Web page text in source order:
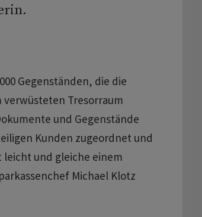
Gegenständen, die die
verwüsteten Tresorraum
und Gegenstände
Kunden zugeordnet und
leicht und gleiche einem
Michael Klotz